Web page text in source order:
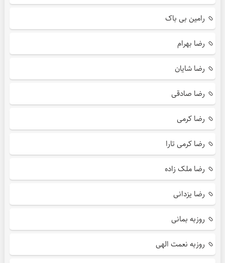
رامین بی باک
رضا بهرام
رضا شایان
رضا صادقی
رضا کرمی
رضا کرمی تارا
رضا ملک زاده
رضا یزدانی
روزبه بمانی
روزبه نعمت الهی